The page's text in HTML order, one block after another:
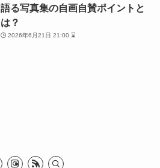
語る写真集の自画自賛ポイントと
は？
2026年6月21日 21:00 ⌛